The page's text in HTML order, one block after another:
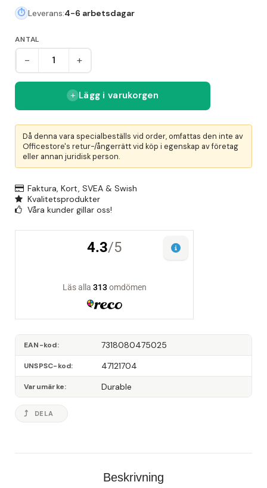
färgkoda och underlätta visuell sortering. Lockets
användningsområden såsom avfallstunna,
återvinningskärl eller förvaring.
Leverans:4-6 arbetsdagar
ANTAL
- +
Lägg i varukorgen
Då denna vara specialbeställs vid order, omfattas den inte av
Officestore's retur-/ångerrätt vid köp i egenskap av företag
eller annan juridisk person.
Faktura, Kort, SVEA & Swish
Kvalitetsprodukter
Våra kunder gillar oss!
EAN-kod 7318080475025
UNSPSC-kod 47121704
Varumärke Durable
DELA
Beskrivning